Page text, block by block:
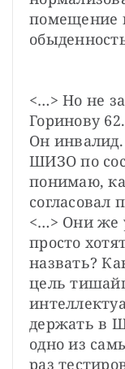
помещение
<…> Но не
Горинову
Он
ШИЗО по
понимаю,
согласовал
<…> Они же
просто
назвать?
цель
держать в
одно из
раз